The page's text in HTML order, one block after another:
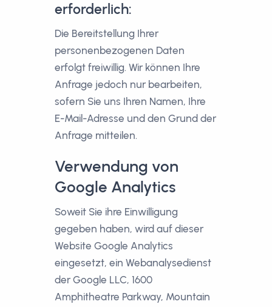
erforderlich:
Die Bereitstellung Ihrer
personenbezogenen Daten
erfolgt freiwillig. Wir können Ihre
Anfrage jedoch nur bearbeiten,
sofern Sie uns Ihren Namen, Ihre
E-Mail-Adresse und den Grund der
Anfrage mitteilen.
Verwendung von
Google Analytics
Soweit Sie ihre Einwilligung
gegeben haben, wird auf dieser
Website Google Analytics
eingesetzt, ein Webanalysedienst
der Google LLC, 1600
Amphitheatre Parkway, Mountain